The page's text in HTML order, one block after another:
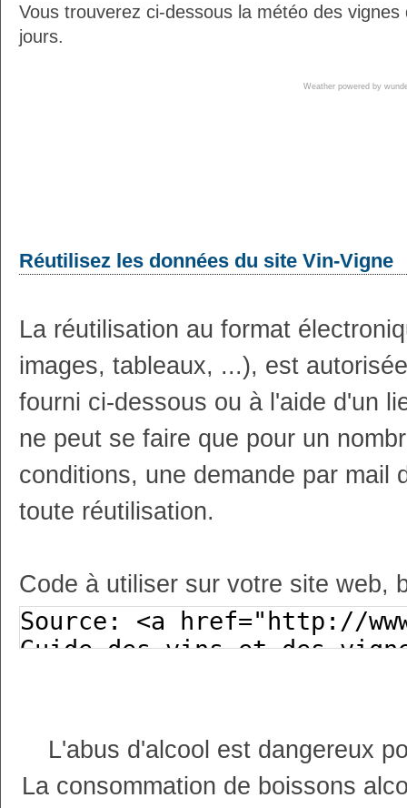
Vous trouverez ci-dessous la météo des
jours.
Weather powered by
Réutilisez les données du site Vin-Vigne
La réutilisation au format
images, tableaux, ...), est
fourni ci-dessous ou à l'aide d'un
ne peut se faire que pour un
conditions, une demande par mail
toute réutilisation.
Code à utiliser sur votre site web,
L'abus d'alcool est dangereux
La consommation de boissons